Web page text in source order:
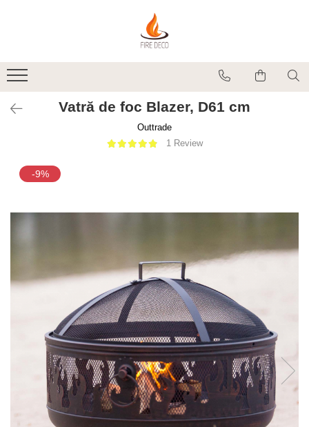
Vetre de foc
Grătare, plite și accesorii
Șeminee de exterior
Accesorii șemineu și decorațiuni
Vatră de foc Blazer, D61 cm
Outtrade
1 Review
-9%